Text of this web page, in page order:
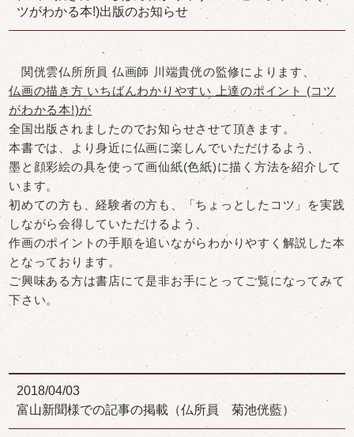
ツがわかる本!)出版のお知らせ
関侊雲仏所所員 仏画師 川端貴侊の監修によります、
仏画の描き方 いちばんわかりやすい 上達のポイント (コツ
がわかる本!)が
全国出版されましたのでお知らせさせて頂きます。
本書では、より身近に仏画に楽しんでいただけるよう、
墨と顔彩絵の具を使って画仙紙(色紙)に描く方法を紹介して
います。
初めての方も、経験者の方も、「ちょっとしたコツ」を実践
しながら会得していただけるよう、
作画のポイントの手順を追いながらわかりやすく解説した本
となっております。
ご興味ある方は書店にて是非お手にとってご覧になってみて
下さい。
2018/04/03
富山新聞様での記事の掲載（仏所員 菊池侊藍）